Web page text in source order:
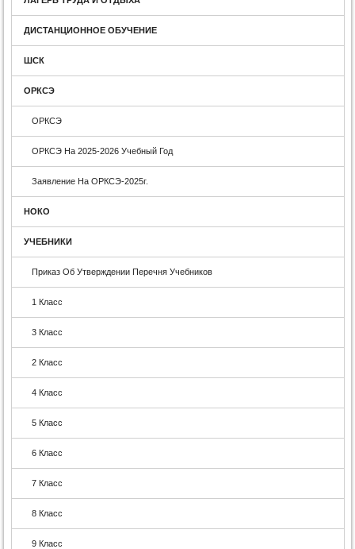
ДИСТАНЦИОННОЕ ОБУЧЕНИЕ
ШСК
ОРКСЭ
ОРКСЭ
ОРКСЭ На 2025-2026 Учебный Год
Заявление На ОРКСЭ-2025г.
НОКО
УЧЕБНИКИ
Приказ Об Утверждении Перечня Учебников
1 Класс
3 Класс
2 Класс
4 Класс
5 Класс
6 Класс
7 Класс
8 Класс
9 Класс